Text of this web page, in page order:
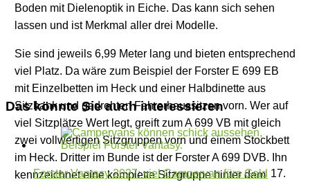
Boden mit Dielenoptik in Eiche. Das kann sich sehen
lassen und ist Merkmal aller drei Modelle.
Sie sind jeweils 6,99 Meter lang und bieten entsprechend
viel Platz. Da wäre zum Beispiel der Forster E 699 EB
mit Einzelbetten im Heck und einer Halbdinette aus
Sitzbank und gedrehten Fahrerhaussitzen vorn. Wer auf
viel Sitzplätze Wert legt, greift zum A 699 VB mit gleich
zwei vollwertigen Sitzgruppen vorn und einem Stockbett
im Heck. Dritter im Bunde ist der Forster A 699 DVB. Ihn
kennzeichnet eine komplette Sitzgruppe hinter dem
Das könnte Sie auch interessieren
Forster Vantasy 2027: viel Campervan fürs Geld 17.